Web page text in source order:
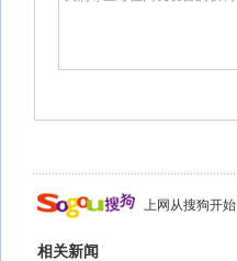
上网从搜狗开始
相关新闻